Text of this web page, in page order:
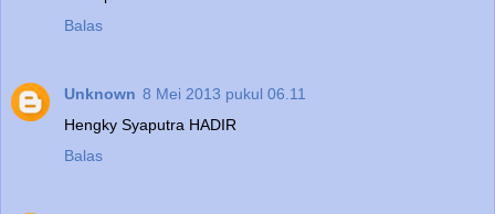
Balas
Unknown 8 Mei 2013 pukul 06.11
Hengky Syaputra HADIR
Balas